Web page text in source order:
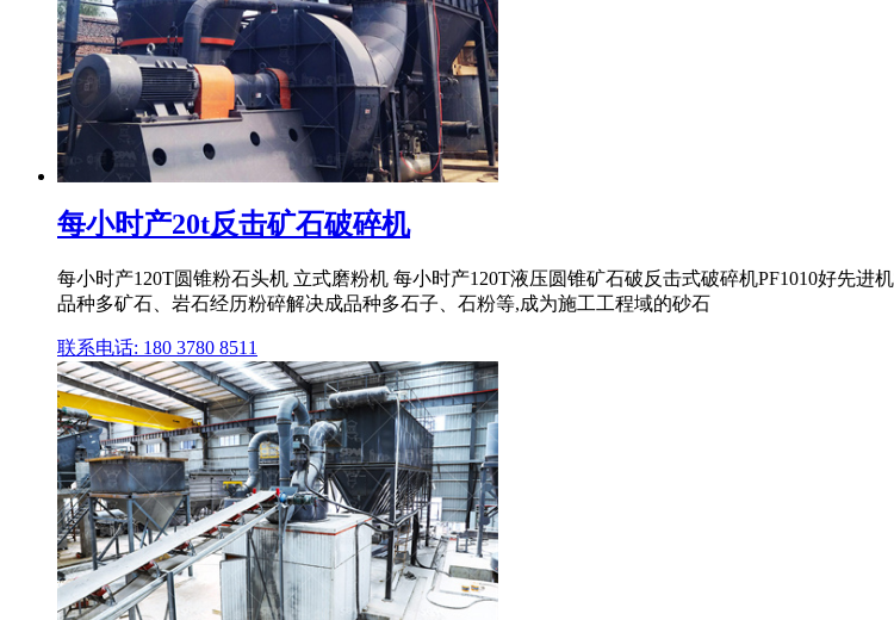
每小时产20t反击矿石破碎机
每小时产120T圆锥粉石头机 立式磨粉机 每小时产120T液压圆锥矿石破反击式破碎机PF1010好先
品种多矿石、岩石经历粉碎解决成品种多石子、石粉等,成为施工工程域的砂石
联系电话: 180 3780 8511